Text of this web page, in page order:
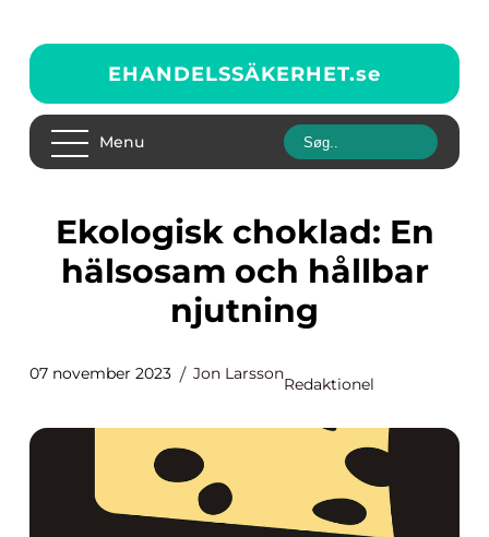
EHANDELSSÄKERHET.se
Menu
Ekologisk choklad: En
hälsosam och hållbar
njutning
07 november 2023 Jon Larsson
Redaktionel